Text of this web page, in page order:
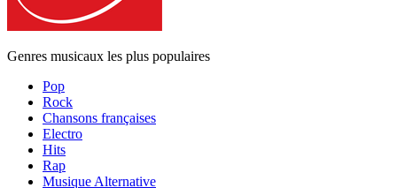
Genres musicaux les plus populaires
Pop
Rock
Chansons françaises
Electro
Hits
Rap
Musique Alternative